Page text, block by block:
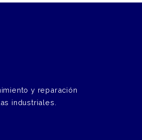
y reparación
industriales.